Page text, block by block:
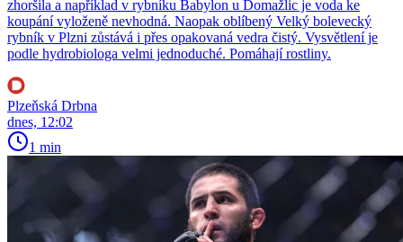
zhoršila a například v rybníku Babylon u Domažlic je voda ke
koupání vyloženě nevhodná. Naopak oblíbený Velký bolevecký
rybník v Plzni zůstává i přes opakovaná vedra čistý. Vysvětlení je
podle hydrobiologa velmi jednoduché. Pomáhají rostliny.
Plzeňská Drbna
dnes, 12:02
1 min